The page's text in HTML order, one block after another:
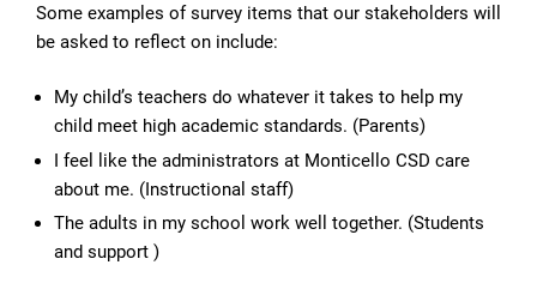
Some examples of survey items that our stakeholders will
be asked to reflect on include:
My child’s teachers do whatever it takes to help my
child meet high academic standards. (Parents)
I feel like the administrators at Monticello CSD care
about me. (Instructional staff)
The adults in my school work well together. (Students
and support )